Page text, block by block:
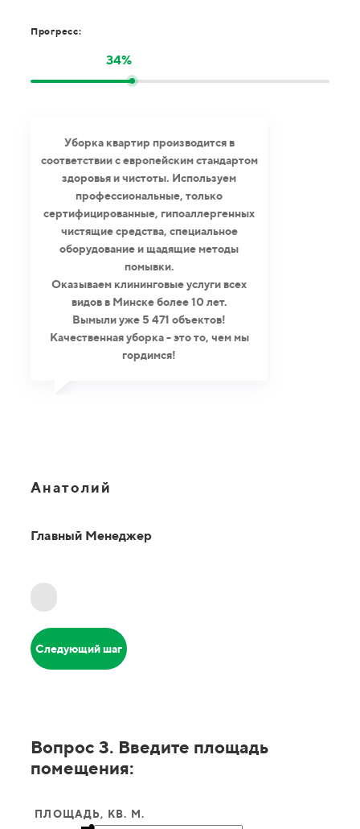
Прогресс:
34%
Уборка квартир производится в
соответствии с европейским стандартом
здоровья и чистоты. Используем
профессиональные, только
сертифицированные, гипоаллергенных
чистящие средства, специальное
оборудование и щадящие методы
помывки.
Оказываем клининговые услуги всех
видов в Минске более 10 лет.
Вымыли уже 5 471 объектов!
Качественная уборка - это то, чем мы
гордимся!
Анатолий
Главный Менеджер
Следующий шаг
Вопрос 3. Введите площадь
помещения:
ПЛОЩАДЬ, КВ. М.